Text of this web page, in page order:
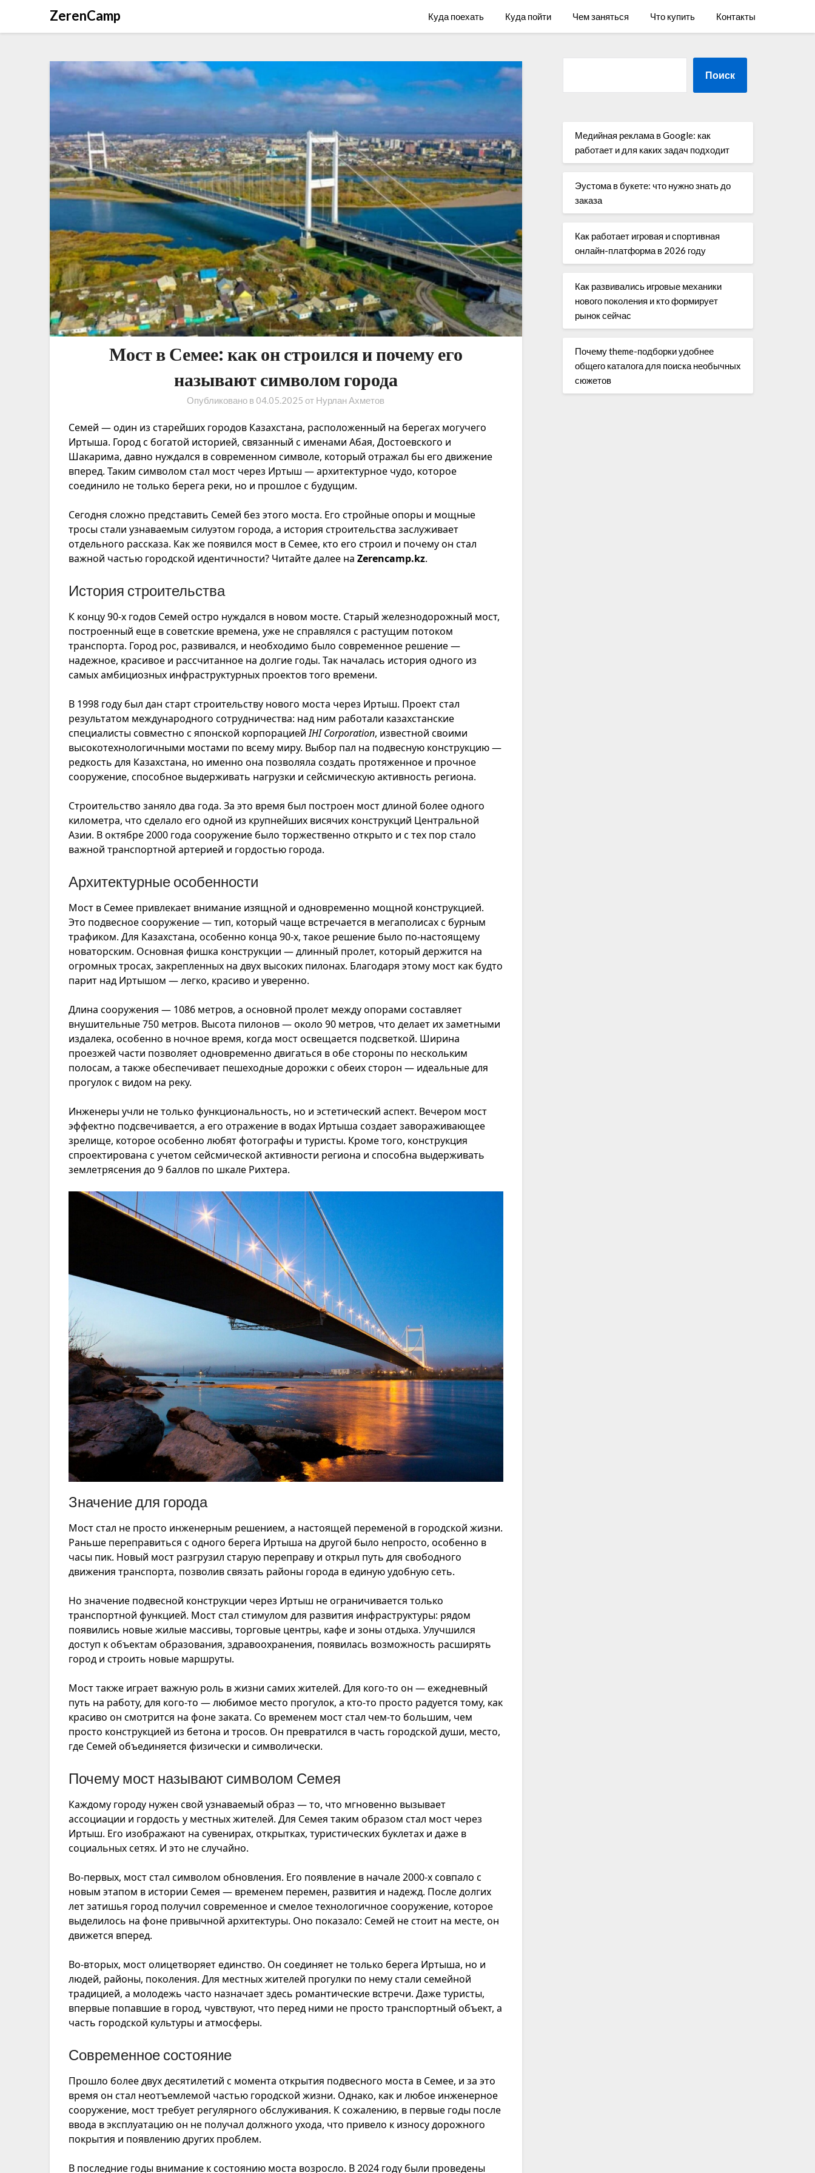
ZerenCamp Куда поехать Куда пойти Чем заняться Что купить Контакты
Мост в Семее: как он строился и почему его
называют символом города
Опубликовано в 04.05.2025 от Нурлан Ахметов
Семей — один из старейших городов Казахстана, расположенный на берегах могучего
Иртыша. Город с богатой историей, связанный с именами Абая, Достоевского и
Шакарима, давно нуждался в современном символе, который отражал бы его движение
вперед. Таким символом стал мост через Иртыш — архитектурное чудо, которое
соединило не только берега реки, но и прошлое с будущим.
Сегодня сложно представить Семей без этого моста. Его стройные опоры и мощные
тросы стали узнаваемым силуэтом города, а история строительства заслуживает
отдельного рассказа. Как же появился мост в Семее, кто его строил и почему он стал
важной частью городской идентичности? Читайте далее наZerencamp.kz.
История строительства
К концу 90-х годов Семей остро нуждался в новом мосте. Старый железнодорожный мост,
построенный еще в советские времена, уже не справлялся с растущим потоком
транспорта. Город рос, развивался, и необходимо было современное решение —
надежное, красивое и рассчитанное на долгие годы. Так началась история одного из
самых амбициозных инфраструктурных проектов того времени.
В 1998 году был дан старт строительству нового моста через Иртыш. Проект стал
результатом международного сотрудничества: над ним работали казахстанские
специалисты совместно с японской корпорациейIHI Corporation, известной своими
высокотехнологичными мостами по всему миру. Выбор пал на подвесную конструкцию —
редкость для Казахстана, но именно она позволяла создать протяженное и прочное
сооружение, способное выдерживать нагрузки и сейсмическую активность региона.
Строительство заняло два года. За это время был построен мост длиной более одного
километра, что сделало его одной из крупнейших висячих конструкций Центральной
Азии. В октябре 2000 года сооружение было торжественно открыто и с тех пор стало
важной транспортной артерией и гордостью города.
Архитектурные особенности
Мост в Семее привлекает внимание изящной и одновременно мощной конструкцией.
Это подвесное сооружение — тип, который чаще встречается в мегаполисах с бурным
трафиком. Для Казахстана, особенно конца 90-х, такое решение было по-настоящему
новаторским. Основная фишка конструкции — длинный пролет, который держится на
огромных тросах, закрепленных на двух высоких пилонах. Благодаря этому мост как будто
парит над Иртышом — легко, красиво и уверенно.
Длина сооружения — 1086 метров, а основной пролет между опорами составляет
внушительные 750 метров. Высота пилонов — около 90 метров, что делает их заметными
издалека, особенно в ночное время, когда мост освещается подсветкой. Ширина
проезжей части позволяет одновременно двигаться в обе стороны по нескольким
полосам, а также обеспечивает пешеходные дорожки с обеих сторон — идеальные для
прогулок с видом на реку.
Инженеры учли не только функциональность, но и эстетический аспект. Вечером мост
эффектно подсвечивается, а его отражение в водах Иртыша создает завораживающее
зрелище, которое особенно любят фотографы и туристы. Кроме того, конструкция
спроектирована с учетом сейсмической активности региона и способна выдерживать
землетрясения до 9 баллов по шкале Рихтера.
Значение для города
Мост стал не просто инженерным решением, а настоящей переменой в городской жизни.
Раньше переправиться с одного берега Иртыша на другой было непросто, особенно в
часы пик. Новый мост разгрузил старую переправу и открыл путь для свободного
движения транспорта, позволив связать районы города в единую удобную сеть.
Но значение подвесной конструкции через Иртыш не ограничивается только
транспортной функцией. Мост стал стимулом для развития инфраструктуры: рядом
появились новые жилые массивы, торговые центры, кафе и зоны отдыха. Улучшился
доступ к объектам образования, здравоохранения, появилась возможность расширять
город и строить новые маршруты.
Мост также играет важную роль в жизни самих жителей. Для кого-то он — ежедневный
путь на работу, для кого-то — любимое место прогулок, а кто-то просто радуется тому, как
красиво он смотрится на фоне заката. Со временем мост стал чем-то большим, чем
просто конструкцией из бетона и тросов. Он превратился в часть городской души, место,
где Семей объединяется физически и символически.
Почему мост называют символом Семея
Каждому городу нужен свой узнаваемый образ — то, что мгновенно вызывает
ассоциации и гордость у местных жителей. Для Семея таким образом стал мост через
Иртыш. Его изображают на сувенирах, открытках, туристических буклетах и даже в
социальных сетях. И это не случайно.
Во-первых, мост стал символом обновления. Его появление в начале 2000-х совпало с
новым этапом в истории Семея — временем перемен, развития и надежд. После долгих
лет затишья город получил современное и смелое технологичное сооружение, которое
выделилось на фоне привычной архитектуры. Оно показало: Семей не стоит на месте, он
движется вперед.
Во-вторых, мост олицетворяет единство. Он соединяет не только берега Иртыша, но и
людей, районы, поколения. Для местных жителей прогулки по нему стали семейной
традицией, а молодежь часто назначает здесь романтические встречи. Даже туристы,
впервые попавшие в город, чувствуют, что перед ними не просто транспортный объект, а
часть городской культуры и атмосферы.
Современное состояние
Прошло более двух десятилетий с момента открытия подвесного моста в Семее, и за это
время он стал неотъемлемой частью городской жизни. Однако, как и любое инженерное
сооружение, мост требует регулярного обслуживания. К сожалению, в первые годы после
ввода в эксплуатацию он не получал должного ухода, что привело к износу дорожного
покрытия и появлению других проблем.​
В последние годы внимание к состоянию моста возросло. В 2024 году были проведены
Поиск
Медийная реклама в Google: как
работает и для каких задач подходит
Эустома в букете: что нужно знать до
заказа
Как работает игровая и спортивная
онлайн-платформа в 2026 году
Как развивались игровые механики
нового поколения и кто формирует
рынок сейчас
Почему theme-подборки удобнее
общего каталога для поиска необычных
сюжетов